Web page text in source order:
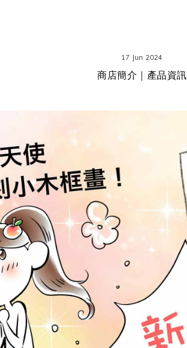
17 Jun 2024
商店簡介｜產品資訊